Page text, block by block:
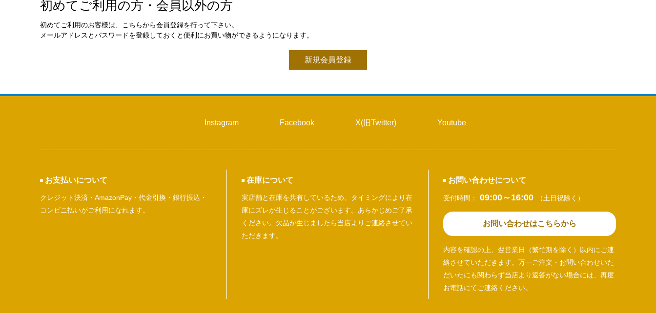
初めてご利用の方・会員以外の方
初めてご利用のお客様は、こちらから会員登録を行って下さい。
メールアドレスとパスワードを登録しておくと便利にお買い物ができるようになります。
Instagram Facebook X(旧Twitter) Youtube
お支払いについて
クレジット決済・AmazonPay・代金引換・銀行振込・
コンビニ払いがご利用になれます。
在庫について
実店舗と在庫を共有しているため、タイミングにより在
庫にズレが生じることがございます。あらかじめご了承
ください。欠品が生じましたら当店よりご連絡させてい
ただきます。
お問い合わせについて
受付時間： 09:00～16:00 （土日祝除く）
お問い合わせはこちらから
内容を確認の上、翌営業日（繁忙期を除く）以内にご連
絡させていただきます。万一ご注文・お問い合わせいた
だいたにも関わらず当店より返答がない場合には、再度
お電話にてご連絡ください。